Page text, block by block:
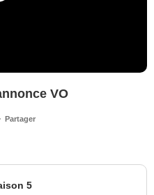
VO
Partager
5